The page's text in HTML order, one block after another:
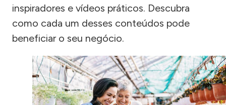
inspiradores e vídeos práticos. Descubra
como cada um desses conteúdos pode
beneficiar o seu negócio.